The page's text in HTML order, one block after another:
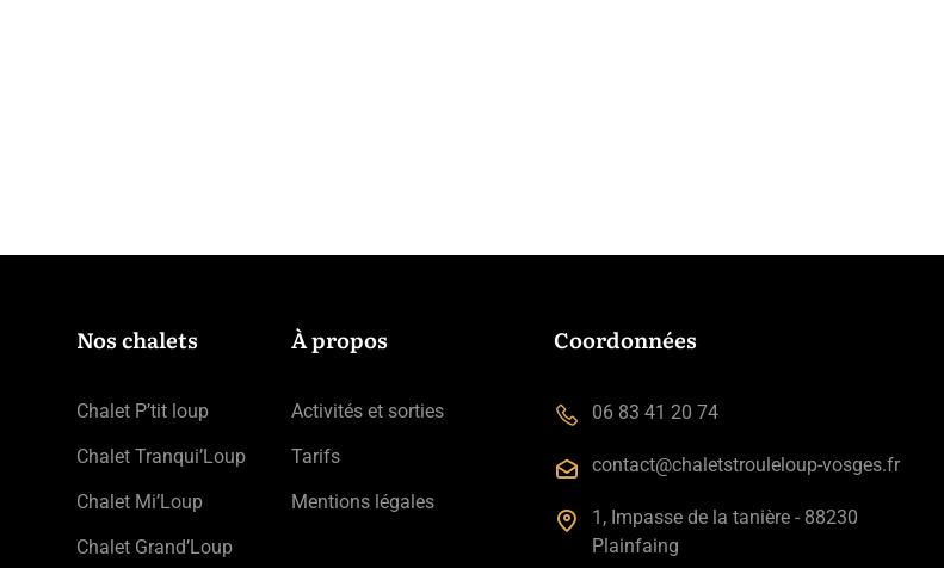
Nos chalets
Chalet P’tit loup
Chalet Tranqui’Loup
Chalet Mi’Loup
Chalet Grand’Loup
À propos
Activités et sorties
Tarifs
Mentions légales
Coordonnées
06 83 41 20 74
contact@chaletstrouleloup-vosges.fr
1, Impasse de la tanière - 88230
Plainfaing